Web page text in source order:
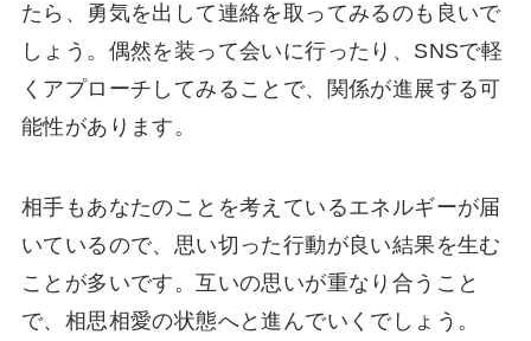
たら、勇気を出して連絡を取ってみるのも良いで
しょう。偶然を装って会いに行ったり、SNSで軽
くアプローチしてみることで、関係が進展する可
能性があります。
相手もあなたのことを考えているエネルギーが届
いているので、思い切った行動が良い結果を生む
ことが多いです。互いの思いが重なり合うこと
で、相思相愛の状態へと進んでいくでしょう。